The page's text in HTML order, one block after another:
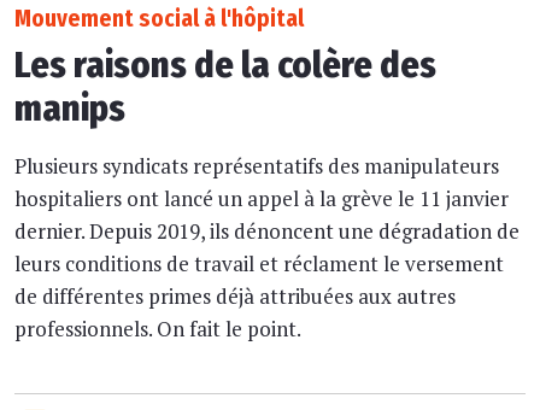
Mouvement social à l'hôpital
Les raisons de la colère des
manips
Plusieurs syndicats représentatifs des manipulateurs
hospitaliers ont lancé un appel à la grève le 11 janvier
dernier. Depuis 2019, ils dénoncent une dégradation de
leurs conditions de travail et réclament le versement
de différentes primes déjà attribuées aux autres
professionnels. On fait le point.